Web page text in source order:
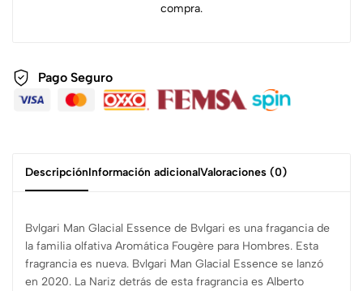
compra.
Pago Seguro
DescripciónInformación adicionalValoraciones (0)
Bvlgari Man Glacial Essence de Bvlgari es una fragancia de
la familia olfativa Aromática Fougère para Hombres. Esta
fragrancia es nueva. Bvlgari Man Glacial Essence se lanzó
en 2020. La Nariz detrás de esta fragrancia es Alberto